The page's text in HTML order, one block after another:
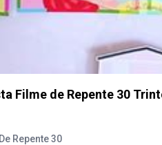
Filme de Repente 30
Repente 30